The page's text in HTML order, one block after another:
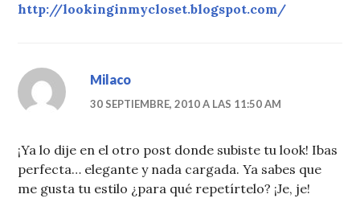
http://lookinginmycloset.blogspot.com/
Milaco
30 SEPTIEMBRE, 2010 A LAS 11:50 AM
¡Ya lo dije en el otro post donde subiste tu look! Ibas
perfecta… elegante y nada cargada. Ya sabes que
me gusta tu estilo ¿para qué repetírtelo? ¡Je, je!